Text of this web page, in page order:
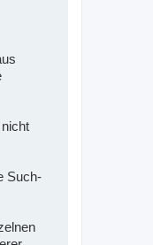
Such-